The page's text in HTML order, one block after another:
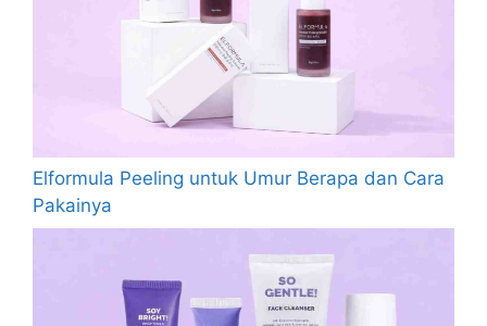
Elformula Peeling untuk Umur Berapa dan Cara
Pakainya